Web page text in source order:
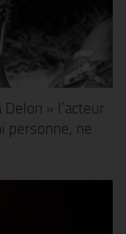
» l’acteur
personne, ne